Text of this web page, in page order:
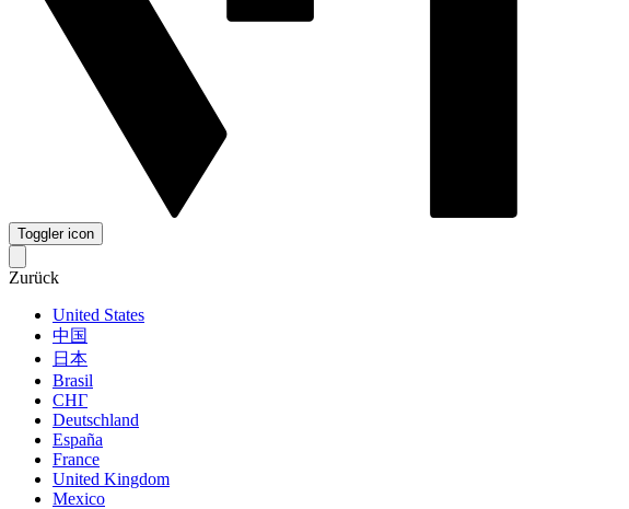
Toggler icon
Zurück
United States
中国
日本
Brasil
СНГ
Deutschland
España
France
United Kingdom
Mexico